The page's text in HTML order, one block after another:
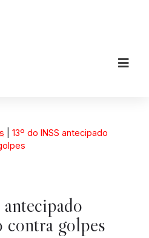
13º do INSS antecipado
contra golpes